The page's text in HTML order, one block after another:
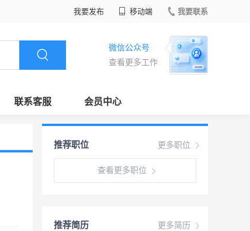
我要发布 移动端 我要联系
微信公众号
查看更多工作
联系客服 会员中心
更多职位
推荐职位
查看更多职位
更多简历
推荐简历